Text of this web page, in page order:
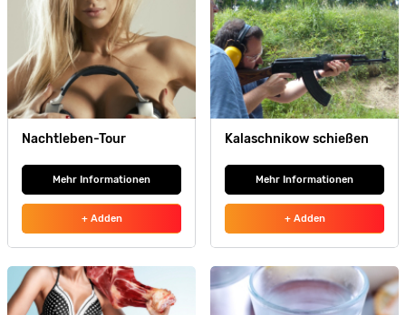
Nachtleben-Tour
Mehr Informationen
+ Adden
Kalaschnikow schießen
Mehr Informationen
+ Adden